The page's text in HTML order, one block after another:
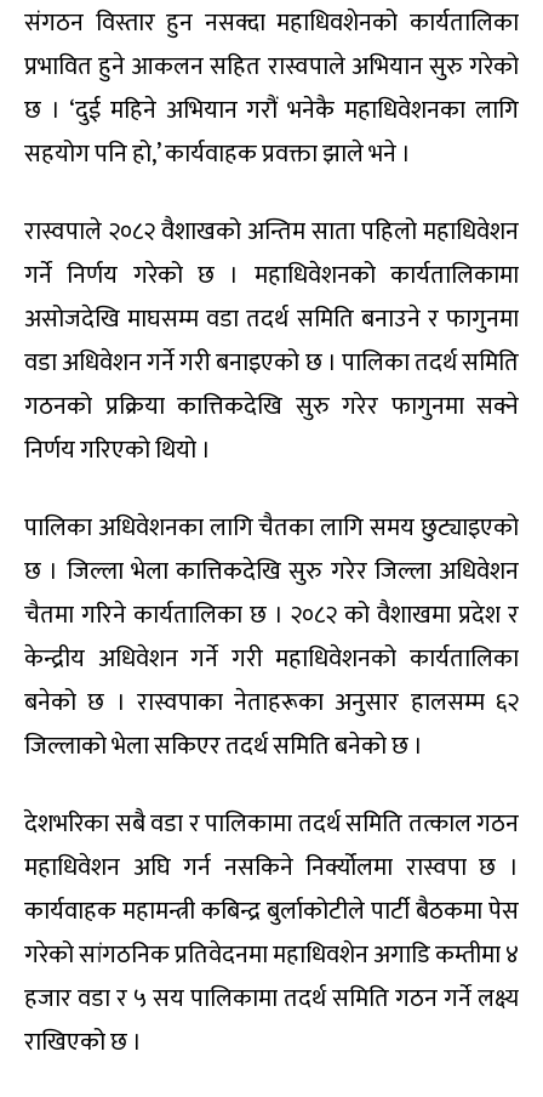
संगठन विस्तार हुन नसक्दा महाधिवशेनको कार्यतालिका
प्रभावित हुने आकलन सहित रास्वपाले अभियान सुरु गरेको
छ । ‘दुई महिने अभियान गरौं भनेकै महाधिवेशनका लागि
सहयोग पनि हो,’ कार्यवाहक प्रवक्ता झाले भने ।
रास्वपाले २०८२ वैशाखको अन्तिम साता पहिलो महाधिवेशन
गर्ने निर्णय गरेको छ । महाधिवेशनको कार्यतालिकामा
असोजदेखि माघसम्म वडा तदर्थ समिति बनाउने र फागुनमा
वडा अधिवेशन गर्ने गरी बनाइएको छ । पालिका तदर्थ समिति
गठनको प्रक्रिया कात्तिकदेखि सुरु गरेर फागुनमा सक्ने
निर्णय गरिएको थियो ।
पालिका अधिवेशनका लागि चैतका लागि समय छुट्याइएको
छ । जिल्ला भेला कात्तिकदेखि सुरु गरेर जिल्ला अधिवेशन
चैतमा गरिने कार्यतालिका छ । २०८२ को वैशाखमा प्रदेश र
केन्द्रीय अधिवेशन गर्ने गरी महाधिवेशनको कार्यतालिका
बनेको छ । रास्वपाका नेताहरूका अनुसार हालसम्म ६२
जिल्लाको भेला सकिएर तदर्थ समिति बनेको छ ।
देशभरिका सबै वडा र पालिकामा तदर्थ समिति तत्काल गठन
महाधिवेशन अघि गर्न नसकिने निर्क्योलमा रास्वपा छ ।
कार्यवाहक महामन्त्री कबिन्द्र बुर्लाकोटीले पार्टी बैठकमा पेस
गरेको सांगठनिक प्रतिवेदनमा महाधिवशेन अगाडि कम्तीमा ४
हजार वडा र ५ सय पालिकामा तदर्थ समिति गठन गर्ने लक्ष्य
राखिएको छ ।